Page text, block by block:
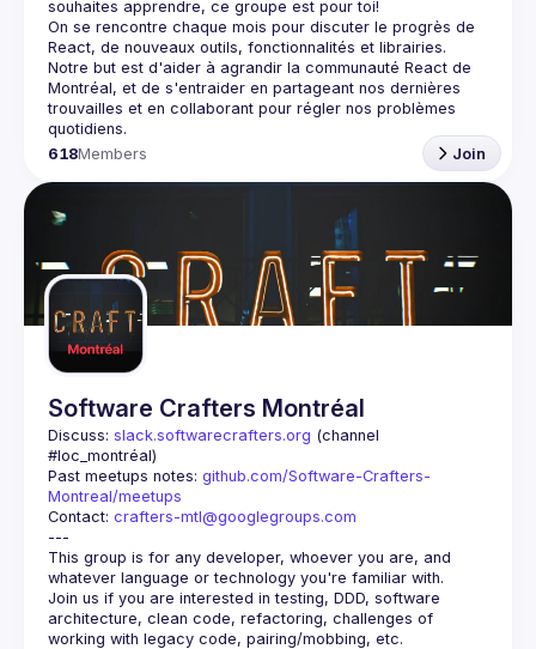
On se rencontre chaque mois pour discuter le progrès de
React, de nouveaux outils, fonctionnalités et librairies.
Notre but est d'aider à agrandir la communauté React de
Montréal, et de s'entraider en partageant nos dernières
trouvailles et en collaborant pour régler nos problèmes
618Members Join
Software Crafters Montréal
Discuss: slack.softwarecrafters.org (channel
#loc_montréal)
Past meetups notes: github.com/Software-Crafters-
Montreal/meetups
Contact: crafters-mtl@googlegroups.com
This group is for any developer, whoever you are, and
Join us if you are interested in testing, DDD, software
architecture, clean code, refactoring, challenges of